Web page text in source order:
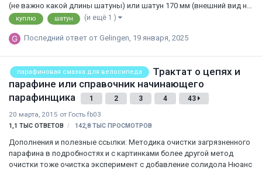
(не важно какой длины шатуны) или шатун 170 мм (внешний вид не
имеет значения), то избавлю вас от этого железа за приемлемую
Последний ответ от Gelingen, 19 января, 2025
куплю шатун (и ещё 1 )
парафиновая смазка для велосипеда
Трактат о цепях и
парафине или справочник начинающего
парафинщика
1 2 3 4
43
20 марта, 2015 от Гость fb03
1,1 ТЫС ОТВЕТОВ 142,8 ТЫС ПРОСМОТРОВ
Дополнения и полезные ссылки: Методика очистки загрязненного
парафина в подробностях и с картинками более другой метод
очистки тоже очистка эксперимент с добавление солидола Нюанс